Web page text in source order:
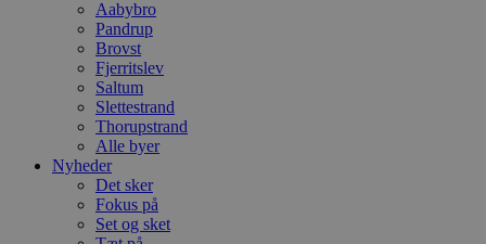
Aabybro
Pandrup
Brovst
Fjerritslev
Saltum
Slettestrand
Thorupstrand
Alle byer
Nyheder
Det sker
Fokus på
Set og sket